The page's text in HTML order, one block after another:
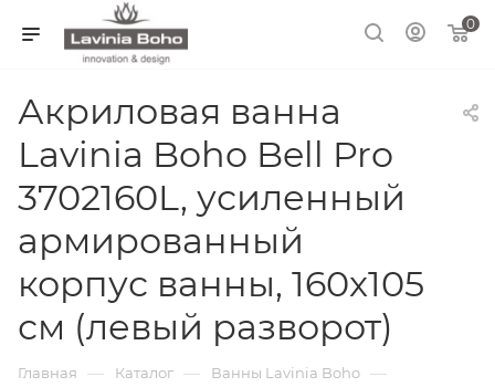
0
Акриловая ванна
Lavinia Boho Bell Pro
3702160L, усиленный
армированный
корпус ванны, 160x105
см (левый разворот)
Главная — Каталог — Ванны Lavinia Boho —